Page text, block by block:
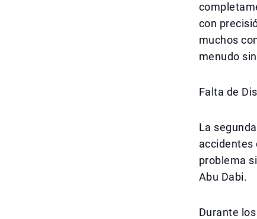
con
muchos
menudo
Falta de
La
accidentes
problema
Abu Dabi.
Durante